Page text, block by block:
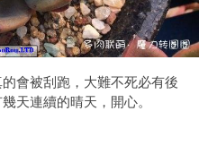
會被刮跑，大難不死必有後
天連續的晴天，開心。